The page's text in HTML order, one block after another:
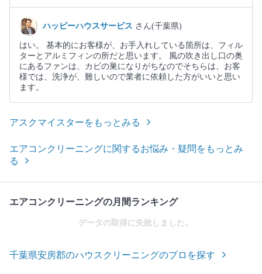
ハッピーハウスサービス さん(千葉県)
はい。 基本的にお客様が、お手入れしている箇所は、フィル
ターとアルミフィンの所だと思います。 風の吹き出し口の奥
にあるファンは、カビの巣になりがちなのでそちらは、お客
様では、洗浄が、難しいので業者に依頼した方がいいと思い
ます。
アスクマイスターをもっとみる
エアコンクリーニングに関するお悩み・疑問をもっとみ
る
エアコンクリーニングの月間ランキング
データの取得に失敗しました。
千葉県安房郡のハウスクリーニングのプロを探す